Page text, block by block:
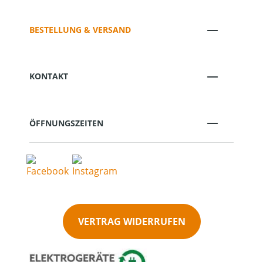
BESTELLUNG & VERSAND
KONTAKT
ÖFFNUNGSZEITEN
VERTRAG WIDERRUFEN